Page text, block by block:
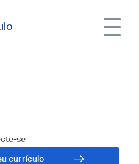
se
currículo
e
para